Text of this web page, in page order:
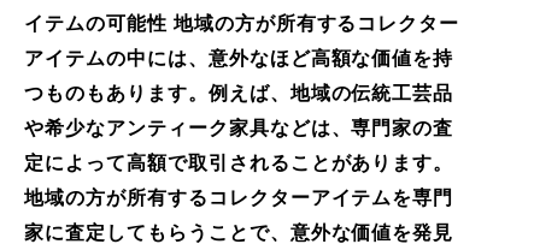
イテムの可能性 地域の方が所有するコレクター
アイテムの中には、意外なほど高額な価値を持
つものもあります。例えば、地域の伝統工芸品
や希少なアンティーク家具などは、専門家の査
定によって高額で取引されることがあります。
地域の方が所有するコレクターアイテムを専門
家に査定してもらうことで、意外な価値を発見